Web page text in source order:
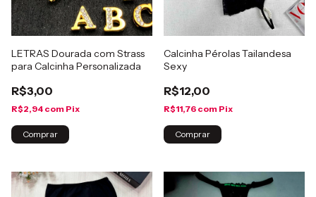
LETRAS Dourada com Strass
para Calcinha Personalizada
R$3,00
R$2,94 com Pix
Comprar
Calcinha Pérolas Tailandesa
Sexy
R$12,00
R$11,76 com Pix
Comprar